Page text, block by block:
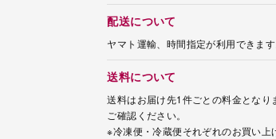
配送について
ヤマト運輸、時間指定が利用できます
送料について
送料はお届け先1件ごとの料金とな
ご確認ください。
※冷凍便・冷蔵便それぞれのお買い上